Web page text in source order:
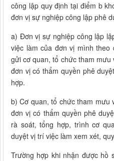
công lập quy định tại điểm b
đơn vị sự nghiệp công lập phê
a) Đơn vị sự nghiệp công lập
việc làm của đơn vị mình
gửi cơ quan, tổ chức tham
đơn vị có thẩm quyền phê
hợp.
b) Cơ quan, tổ chức tham mưu
đơn vị có thẩm quyền phê
rà soát, tổng hợp, trình cơ
duyệt vị trí việc làm xem xét,
Trường hợp khi nhận được hồ